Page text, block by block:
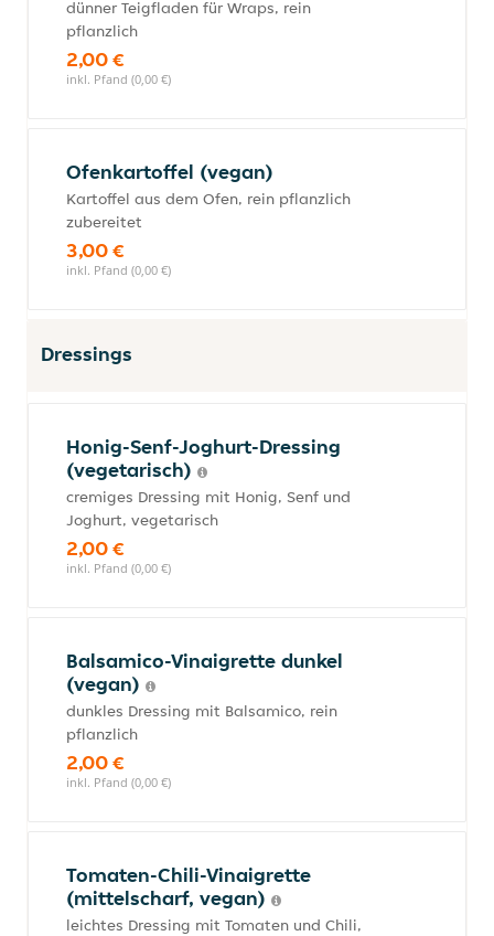
dünner Teigfladen für Wraps, rein
pflanzlich
2,00 €
inkl. Pfand (0,00 €)
Ofenkartoffel (vegan)
Kartoffel aus dem Ofen, rein pflanzlich
zubereitet
3,00 €
inkl. Pfand (0,00 €)
Dressings
Honig-Senf-Joghurt-Dressing
(vegetarisch)
cremiges Dressing mit Honig, Senf und
Joghurt, vegetarisch
2,00 €
inkl. Pfand (0,00 €)
Balsamico-Vinaigrette dunkel
(vegan)
dunkles Dressing mit Balsamico, rein
pflanzlich
2,00 €
inkl. Pfand (0,00 €)
Tomaten-Chili-Vinaigrette
(mittelscharf, vegan)
leichtes Dressing mit Tomaten und Chili,